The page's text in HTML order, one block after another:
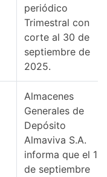
periódico
Trimestral con
corte al 30 de
septiembre de
2025.
Almacenes
Generales de
Depósito
Almaviva S.A.
informa que el 15
de septiembre